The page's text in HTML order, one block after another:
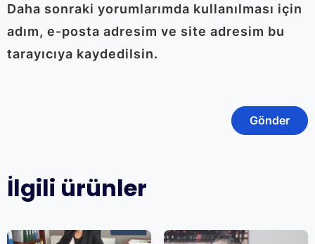
Daha sonraki yorumlarımda kullanılması için
adım, e-posta adresim ve site adresim bu
tarayıcıya kaydedilsin.
İlgili ürünler